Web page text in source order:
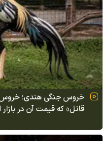
قاتل» که قیمت آن در بازار ایران ۲۰۰ میلیون